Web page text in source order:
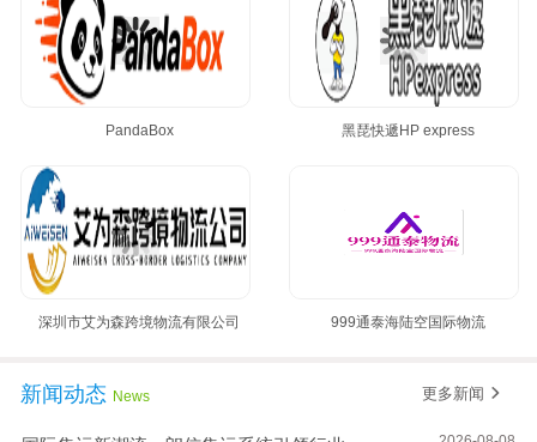
PandaBox 黑琵快遞HP express
深圳市艾为森跨境物流有限公司 999通泰海陆空国际物流
新闻动态 News 更多新闻